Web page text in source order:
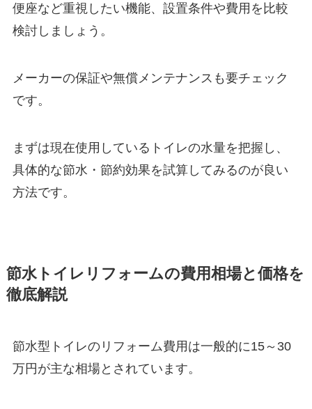
便座など重視したい機能、設置条件や費用を比較
検討しましょう。
メーカーの保証や無償メンテナンスも要チェック
です。
まずは現在使用しているトイレの水量を把握し、
具体的な節水・節約効果を試算してみるのが良い
方法です。
節水トイレリフォームの費用相場と価格を
徹底解説
節水型トイレのリフォーム費用は一般的に15～30
万円が主な相場とされています。